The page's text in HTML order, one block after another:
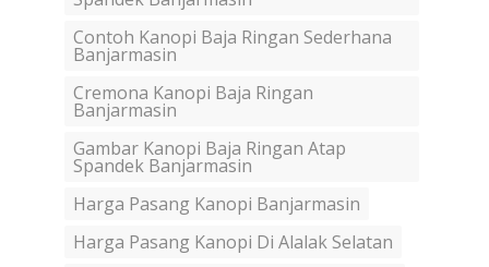
Contoh Kanopi Baja Ringan Sederhana
Banjarmasin
Cremona Kanopi Baja Ringan
Banjarmasin
Gambar Kanopi Baja Ringan Atap
Spandek Banjarmasin
Harga Pasang Kanopi Banjarmasin
Harga Pasang Kanopi Di Alalak Selatan